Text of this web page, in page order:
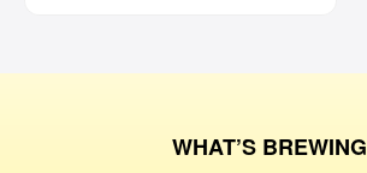
WHAT’S BREWING